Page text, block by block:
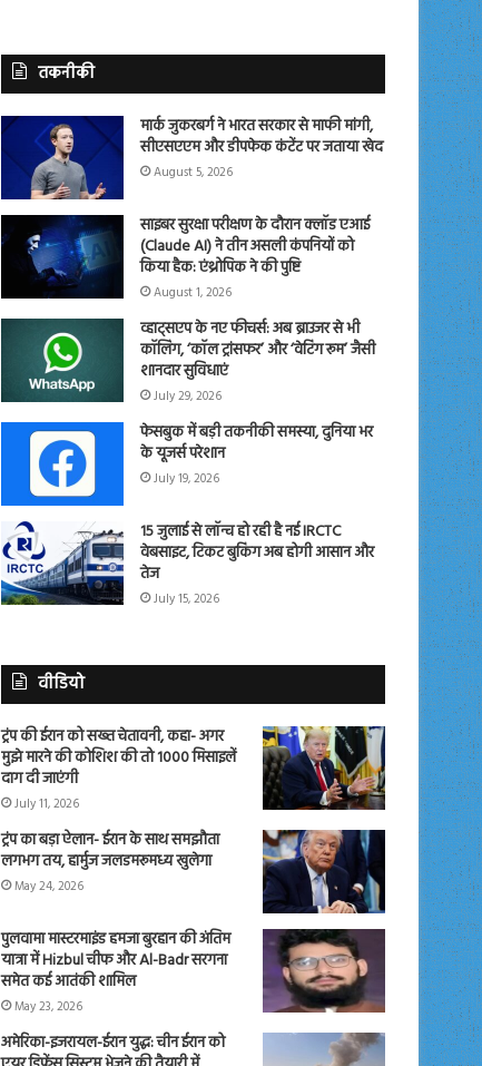
तकनीकी
मार्क जुकरबर्ग ने भारत सरकार से माफी मांगी,
सीएसएएम और डीपफेक कंटेंट पर जताया खेद
August 5, 2026
साइबर सुरक्षा परीक्षण के दौरान क्लॉड एआई
(Claude AI) ने तीन असली कंपनियों को
किया हैक: एंथ्रोपिक ने की पुष्टि
August 1, 2026
व्हाट्सएप के नए फीचर्स: अब ब्राउजर से भी
कॉलिंग, ‘कॉल ट्रांसफर’ और ‘वेटिंग रूम’ जैसी
शानदार सुविधाएं
July 29, 2026
फेसबुक में बड़ी तकनीकी समस्या, दुनिया भर
के यूजर्स परेशान
July 19, 2026
15 जुलाई से लॉन्च हो रही है नई IRCTC
वेबसाइट, टिकट बुकिंग अब होगी आसान और
तेज
July 15, 2026
वीडियो
ट्रंप की ईरान को सख्त चेतावनी, कहा- अगर
मुझे मारने की कोशिश की तो 1000 मिसाइलें
दाग दी जाएंगी
July 11, 2026
ट्रंप का बड़ा ऐलान- ईरान के साथ समझौता
लगभग तय, हार्मुज जलडमरूमध्य खुलेगा
May 24, 2026
पुलवामा मास्टरमाइंड हमजा बुरहान की अंतिम
यात्रा में Hizbul चीफ और Al-Badr सरगना
समेत कई आतंकी शामिल
May 23, 2026
अमेरिका-इजरायल-ईरान युद्ध: चीन ईरान को